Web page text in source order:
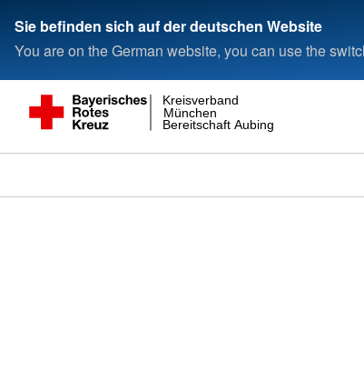
Sie befinden sich auf der deutschen Website
You are on the German website, you can use the
Bereitschaft Aubing
München
Kreisverband